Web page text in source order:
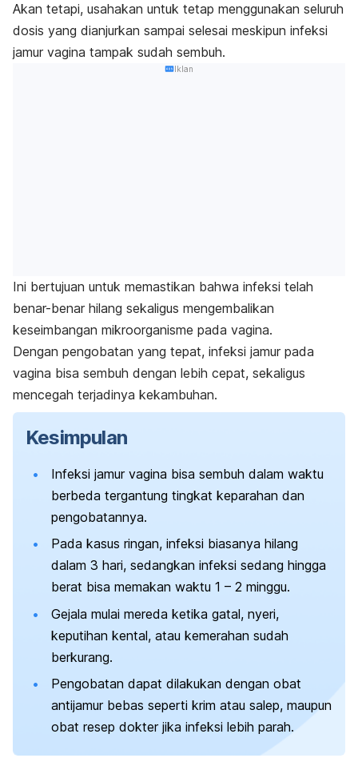
Akan tetapi, usahakan untuk tetap menggunakan seluruh
dosis yang dianjurkan sampai selesai meskipun infeksi
jamur vagina tampak sudah sembuh.
Iklan
Ini bertujuan untuk memastikan bahwa infeksi telah
benar-benar hilang sekaligus mengembalikan
keseimbangan mikroorganisme pada vagina.
Dengan pengobatan yang tepat, infeksi jamur pada
vagina bisa sembuh dengan lebih cepat, sekaligus
mencegah terjadinya kekambuhan.
Kesimpulan
Infeksi jamur vagina bisa sembuh dalam waktu
berbeda tergantung tingkat keparahan dan
pengobatannya.
Pada kasus ringan, infeksi biasanya hilang
dalam 3 hari, sedangkan infeksi sedang hingga
berat bisa memakan waktu 1 – 2 minggu.
Gejala mulai mereda ketika gatal, nyeri,
keputihan kental, atau kemerahan sudah
berkurang.
Pengobatan dapat dilakukan dengan obat
antijamur bebas seperti krim atau salep, maupun
obat resep dokter jika infeksi lebih parah.